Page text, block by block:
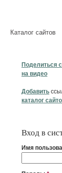
Каталог сайтов
Поделиться
на видео
Добавить
каталог
Вход в
Имя